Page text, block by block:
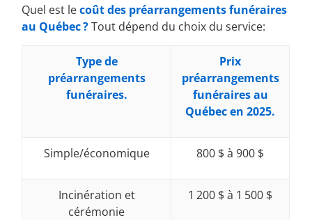
Quel est lecoût des préarrangements funéraires
au Québec ?Tout dépend du choix du service:
Type de
préarrangements
funéraires.
Prix
préarrangements
funéraires au
Québec en 2025.
Simple/économique 800 $ à 900 $
Incinération et
cérémonie
1 200 $ à 1 500 $